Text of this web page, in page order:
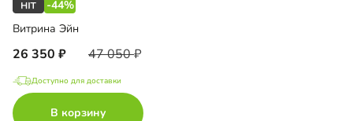
-44%
Витрина Эйн
26 350 47 050
Доступно для доставки
В корзину